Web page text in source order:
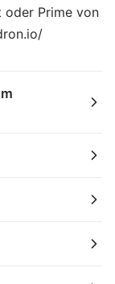
oder Prime von